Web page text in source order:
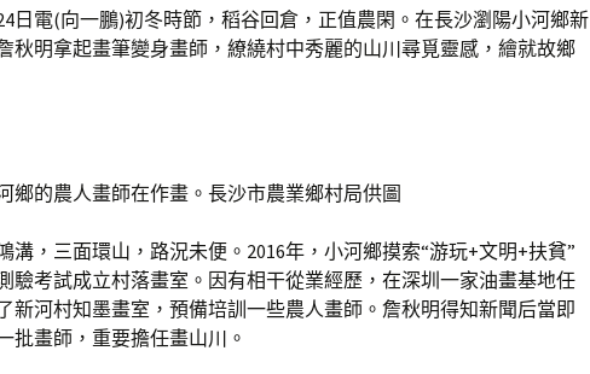
日電(向一鵬)初冬時節，稻谷回倉，正值農閑。在長沙瀏陽小河鄉新
秋明拿起畫筆變身畫師，繚繞村中秀麗的山川尋覓靈感，繪就故鄉
的農人畫師在作畫。長沙市農業鄉村局供圖
溝，三面環山，路況未便。2016年，小河鄉摸索“游玩+文明+扶貧”
驗考試成立村落畫室。因有相干從業經歷，在深圳一家油畫基地任
新河村知墨畫室，預備培訓一些農人畫師。詹秋明得知新聞后當即
批畫師，重要擔任畫山川。